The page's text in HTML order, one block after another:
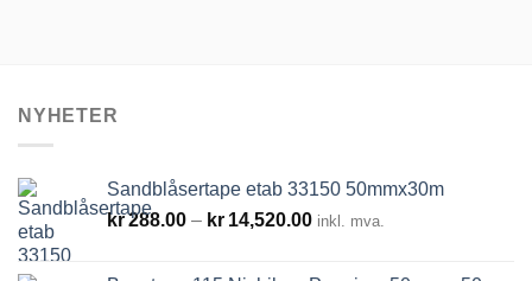
NYHETER
Sandblåsertape etab 33150 50mmx30m
kr288.00 – kr 14,520.00Prisområde:
inkl. mva.